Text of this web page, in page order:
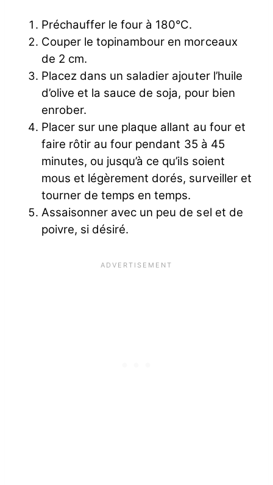
Préchauffer le four à 180°C.
Couper le topinambour en morceaux
de 2 cm.
Placez dans un saladier ajouter l’huile
d’olive et la sauce de soja, pour bien
enrober.
Placer sur une plaque allant au four et
faire rôtir au four pendant 35 à 45
minutes, ou jusqu’à ce qu’ils soient
mous et légèrement dorés, surveiller et
tourner de temps en temps.
Assaisonner avec un peu de sel et de
poivre, si désiré.